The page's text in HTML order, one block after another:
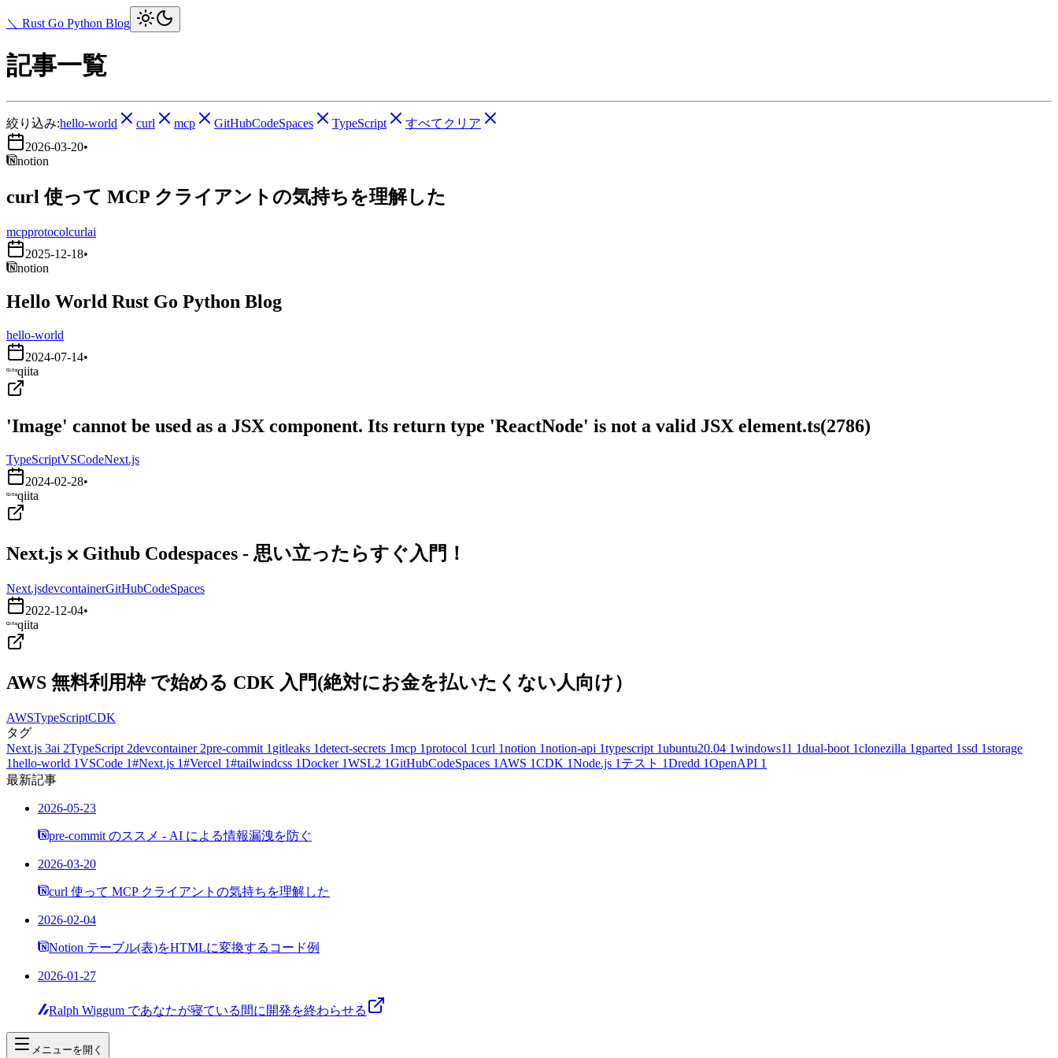
＼ Rust Go Python Blog
記事一覧
絞り込み:hello-world curl mcp GitHubCodeSpaces TypeScript
すべてクリア
2026-03-20•
notion
curl 使って MCP クライアントの気持ちを理解した
mcpprotocolcurlai
2025-12-18•
notion
Hello World Rust Go Python Blog
hello-world
2024-07-14•
qiita
'Image' cannot be used as a JSX component. Its return type 'ReactNode' is not a valid JSX element.ts(2786)
TypeScriptVSCodeNext.js
2024-02-28•
qiita
Next.js ⨉ Github Codespaces - 思い立ったらすぐ入門！
Next.jsdevcontainerGitHubCodeSpaces
2022-12-04•
qiita
AWS 無料利用枠 で始める CDK 入門(絶対にお金を払いたくない人向け）
AWSTypeScriptCDK
タグ
Next.js 3ai 2TypeScript 2devcontainer 2pre-commit 1 gitleaks 1detect-secrets 1mcp 1protocol 1curl 1notion 1notion-api 1typescript 1ubuntu20.04 1windows11 1dual-boot 1clonezilla 1 gparted 1ssd 1storage
1hello-world 1VSCode 1#Next.js 1#Vercel 1#tailwindcss 1Docker 1WSL2 1GitHubCodeSpaces 1 AWS 1CDK 1Node.js 1 テスト 1Dredd 1OpenAPI 1
最新記事
2026-05-23
pre-commit のススメ - AI による情報漏洩を防ぐ
2026-03-20
curl 使って MCP クライアントの気持ちを理解した
2026-02-04
Notion テーブル(表)をHTMLに変換するコード例
2026-01-27
Ralph Wiggum であなたが寝ている間に開発を終わらせる
メニューを開く